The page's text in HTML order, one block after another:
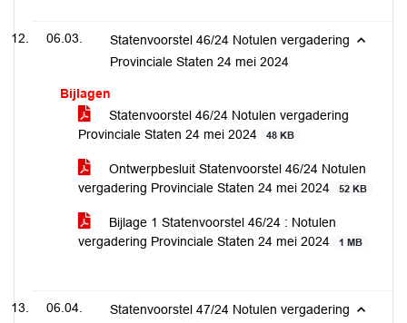
06.03.
Statenvoorstel 46/24 Notulen vergadering
Provinciale Staten 24 mei 2024
Bijlagen
Statenvoorstel 46/24 Notulen vergadering
Provinciale Staten 24 mei 2024
48 KB
Ontwerpbesluit Statenvoorstel 46/24 Notulen
vergadering Provinciale Staten 24 mei 2024
52 KB
Bijlage 1 Statenvoorstel 46/24 : Notulen
vergadering Provinciale Staten 24 mei 2024
1 MB
06.04.
Statenvoorstel 47/24 Notulen vergadering